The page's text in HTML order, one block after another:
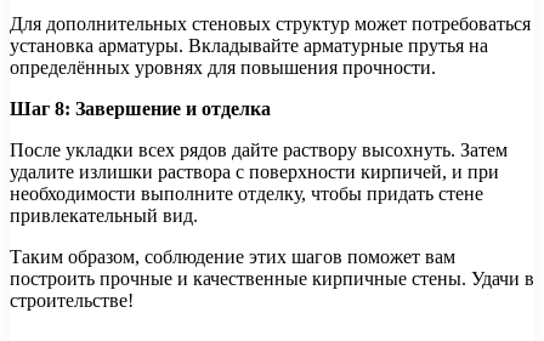
Для дополнительных стеновых структур может потребоваться
установка арматуры. Вкладывайте арматурные прутья на
определённых уровнях для повышения прочности.
Шаг 8: Завершение и отделка
После укладки всех рядов дайте раствору высохнуть. Затем
удалите излишки раствора с поверхности кирпичей, и при
необходимости выполните отделку, чтобы придать стене
привлекательный вид.
Таким образом, соблюдение этих шагов поможет вам
построить прочные и качественные кирпичные стены. Удачи в
строительстве!